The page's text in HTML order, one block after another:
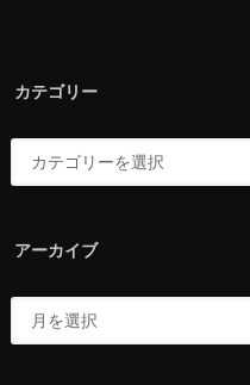
カテゴリー
アーカイブ